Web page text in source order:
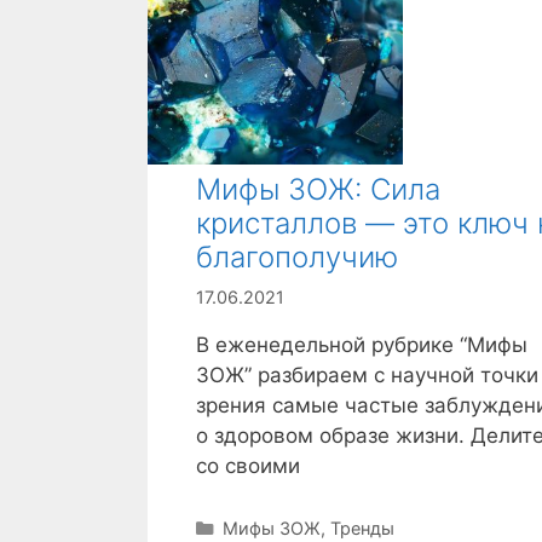
Мифы ЗОЖ: Сила
кристаллов — это ключ
благополучию
17.06.2021
В еженедельной рубрике “Мифы
ЗОЖ” разбираем с научной точки
зрения самые частые
о здоровом образе жизни.
со своими
Р
Мифы ЗОЖ, Тренды